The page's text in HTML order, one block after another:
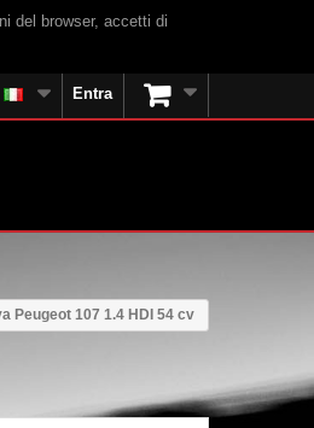
del browser, accetti di
Entra
Peugeot 107 1.4 HDI 54 cv